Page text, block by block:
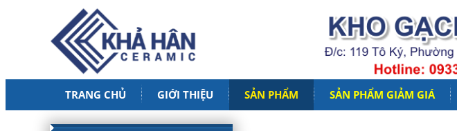
TRANG CHỦ GIỚI THIỆU SẢN PHẨM SẢN PHẨM GIẢM GIÁ